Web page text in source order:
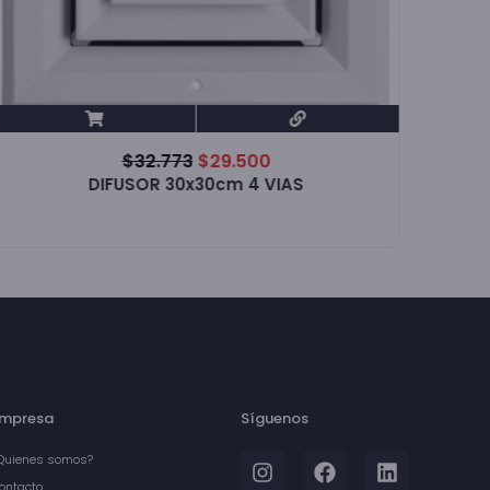
DIFUSOR 30x30cm 4 VIAS
$32.773 $29.500
somos?
Síguenos